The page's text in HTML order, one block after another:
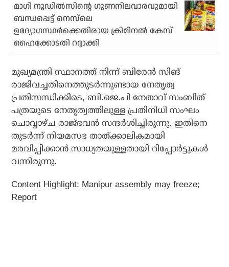
മാഗി നൂഡിൽസിന്റെ ഗുണനിലവാരവുമായി
ബന്ധപ്പെട്ട് നെസ്‌ലെ
ഉദ്യോഗസ്ഥർക്കെതിരായ ക്രിമിനൽ കേസ്
ഹൈക്കോടതി റദ്ദാക്കി
മുഖ്യമന്ത്രി സ്ഥാനത്ത് നിന്ന് ബിരേന്‍ സിങ്
രാജിവച്ചതിനെത്തുടര്‍ന്നുണ്ടായ നേതൃത്വ
പ്രതിസന്ധിക്കിടെ, ബി.ജെ.പി നേതാവ് സംബിത്
പത്രയുടെ നേതൃത്വത്തിലുള്ള പ്രതിനിധി സംഘം
ചൊവ്വാഴ്ച രാജ്ഭവന്‍ സന്ദര്‍ശിച്ചിരുന്നു. ഇതിനെ
തുടര്‍ന്ന് നിയമസഭ താത്ക്കാലികമായി
മരവിപ്പിക്കാന്‍ സാധ്യതയുള്ളതായി റിപ്പോര്‍ട്ടുകള്‍
വന്നിരുന്നു.
Content Highlight: Manipur assembly may freeze;
Report